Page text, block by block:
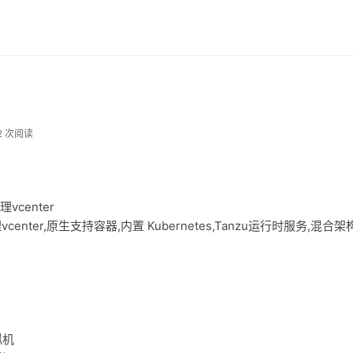
次阅读
vcenter
原生支持容器,内置 Kubernetes,Tanzu运行时服务,混合架